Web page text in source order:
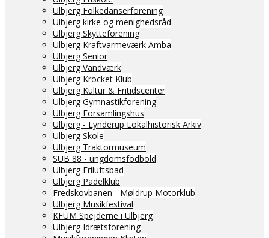
Ulbjerg Folkedanserforening
Ulbjerg kirke og menighedsråd
Ulbjerg Skytteforening
Ulbjerg Kraftvarmeværk Amba
Ulbjerg Senior
Ulbjerg Vandværk
Ulbjerg Krocket Klub
Ulbjerg Kultur & Fritidscenter
Ulbjerg Gymnastikforening
Ulbjerg Forsamlingshus
Ulbjerg - Lynderup Lokalhistorisk Arkiv
Ulbjerg Skole
Ulbjerg Traktormuseum
SUB 88 - ungdomsfodbold
Ulbjerg Friluftsbad
Ulbjerg Padelklub
Fredskovbanen - Møldrup Motorklub
Ulbjerg Musikfestival
KFUM Spejderne i Ulbjerg
Ulbjerg Idrætsforening